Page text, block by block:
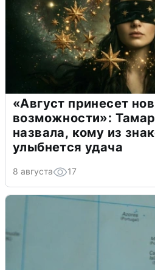
«Август принесет
возможности»:
назвала, кому из
улыбнется удача
8 августа 17